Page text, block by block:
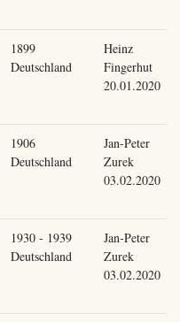
1899
Deutschland
Heinz
Fingerhut
20.01.2020
1906
Deutschland
Jan-Peter
Zurek
03.02.2020
1930 - 1939
Deutschland
Jan-Peter
Zurek
03.02.2020